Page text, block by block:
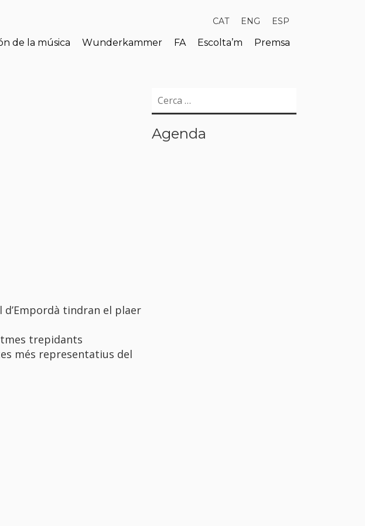
CAT ENG ESP
de la música Wunderkammer FA Escolta’m Premsa
d’Empordà tindran el plaer
trepidants
més representatius del
Cerca:
Agenda